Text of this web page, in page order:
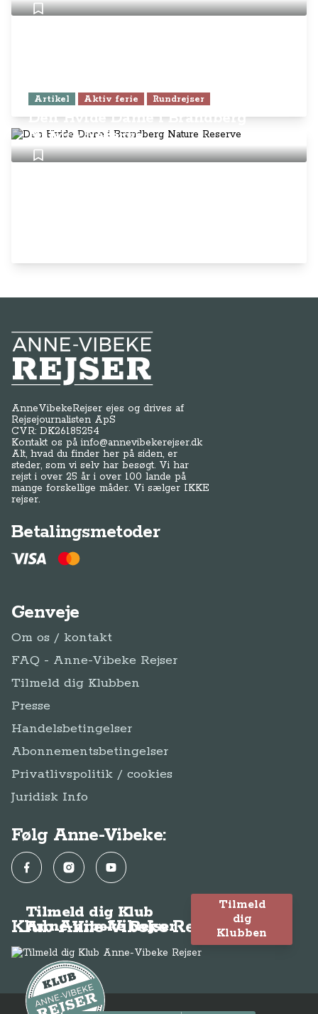
Artikel Aktiv ferie Rundrejser
Den Hvide Dame i Brandberg
Nature Reserve
Anne-Vibeke Rejser
AnneVibekeRejser ejes og drives af
Rejsejournalisten ApS
CVR: DK26185254
Kontakt os påinfo@annevibekerejser.dk
Alt, hvad du finder her på siden, er
steder, som vi selv har besøgt. Vi har
rejst i over 25 år i over 100 lande på
mange forskellige måder. Vi sælger IKKE
rejser.
Betalingsmetoder
Genveje
Om os / kontakt
FAQ - Anne-Vibeke Rejser
Tilmeld dig Klubben
Presse
Handelsbetingelser
Abonnementsbetingelser
Privatlivspolitik / cookies
Juridisk Info
Følg Anne-Vibeke:
FacebookInstagramYouTube
Klub Anne-Vibeke Rejser
Tilmeld dig Klub
Anne-Vibeke Rejser
Tilmeld
dig
Klubben